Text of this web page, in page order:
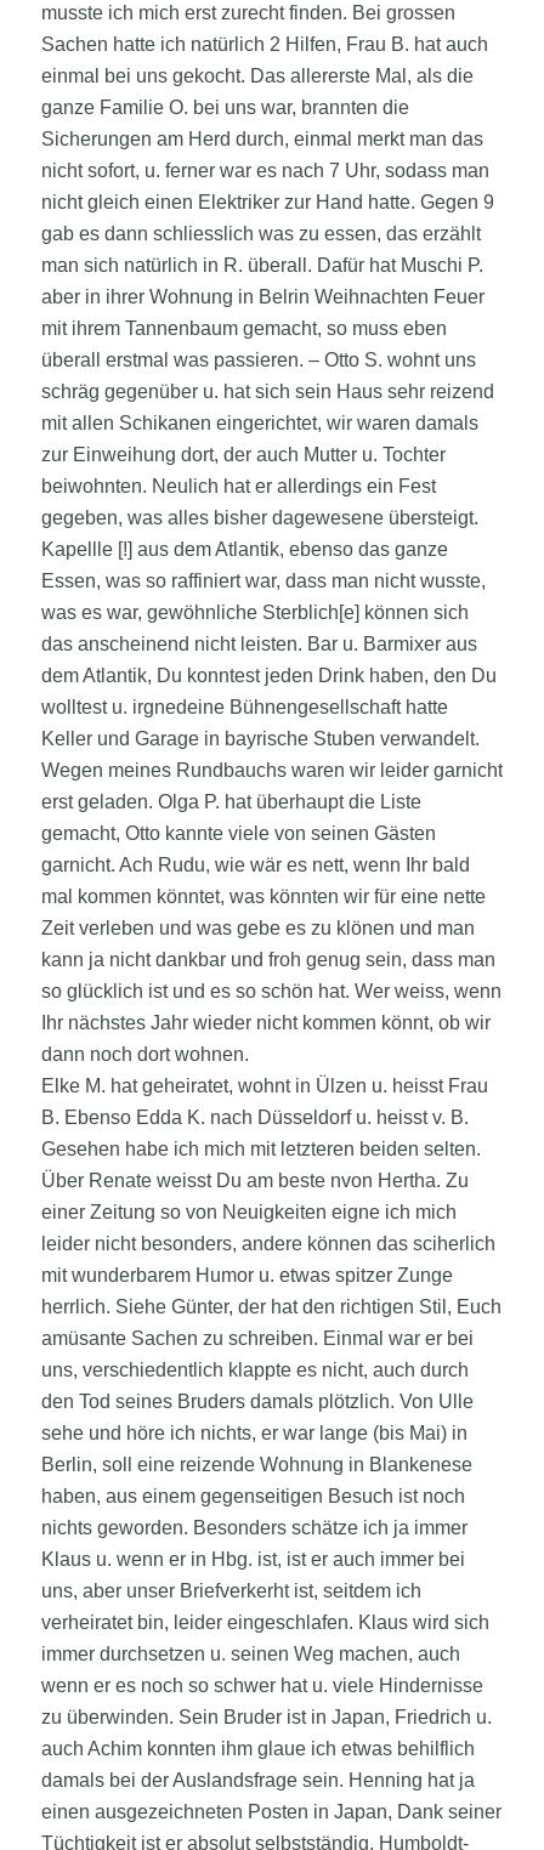
musste ich mich erst zurecht finden. Bei grossen
Sachen hatte ich natürlich 2 Hilfen, Frau B. hat auch
einmal bei uns gekocht. Das allererste Mal, als die
ganze Familie O. bei uns war, brannten die
Sicherungen am Herd durch, einmal merkt man das
nicht sofort, u. ferner war es nach 7 Uhr, sodass man
nicht gleich einen Elektriker zur Hand hatte. Gegen 9
gab es dann schliesslich was zu essen, das erzählt
man sich natürlich in R. überall. Dafür hat Muschi P.
aber in ihrer Wohnung in Belrin Weihnachten Feuer
mit ihrem Tannenbaum gemacht, so muss eben
überall erstmal was passieren. – Otto S. wohnt uns
schräg gegenüber u. hat sich sein Haus sehr reizend
mit allen Schikanen eingerichtet, wir waren damals
zur Einweihung dort, der auch Mutter u. Tochter
beiwohnten. Neulich hat er allerdings ein Fest
gegeben, was alles bisher dagewesene übersteigt.
Kapellle [!] aus dem Atlantik, ebenso das ganze
Essen, was so raffiniert war, dass man nicht wusste,
was es war, gewöhnliche Sterblich[e] können sich
das anscheinend nicht leisten. Bar u. Barmixer aus
dem Atlantik, Du konntest jeden Drink haben, den Du
wolltest u. irgnedeine Bühnengesellschaft hatte
Keller und Garage in bayrische Stuben verwandelt.
Wegen meines Rundbauchs waren wir leider garnicht
erst geladen. Olga P. hat überhaupt die Liste
gemacht, Otto kannte viele von seinen Gästen
garnicht. Ach Rudu, wie wär es nett, wenn Ihr bald
mal kommen könntet, was könnten wir für eine nette
Zeit verleben und was gebe es zu klönen und man
kann ja nicht dankbar und froh genug sein, dass man
so glücklich ist und es so schön hat. Wer weiss, wenn
Ihr nächstes Jahr wieder nicht kommen könnt, ob wir
dann noch dort wohnen.
Elke M. hat geheiratet, wohnt in Ülzen u. heisst Frau
B. Ebenso Edda K. nach Düsseldorf u. heisst v. B.
Gesehen habe ich mich mit letzteren beiden selten.
Über Renate weisst Du am beste nvon Hertha. Zu
einer Zeitung so von Neuigkeiten eigne ich mich
leider nicht besonders, andere können das sciherlich
mit wunderbarem Humor u. etwas spitzer Zunge
herrlich. Siehe Günter, der hat den richtigen Stil, Euch
amüsante Sachen zu schreiben. Einmal war er bei
uns, verschiedentlich klappte es nicht, auch durch
den Tod seines Bruders damals plötzlich. Von Ulle
sehe und höre ich nichts, er war lange (bis Mai) in
Berlin, soll eine reizende Wohnung in Blankenese
haben, aus einem gegenseitigen Besuch ist noch
nichts geworden. Besonders schätze ich ja immer
Klaus u. wenn er in Hbg. ist, ist er auch immer bei
uns, aber unser Briefverkerht ist, seitdem ich
verheiratet bin, leider eingeschlafen. Klaus wird sich
immer durchsetzen u. seinen Weg machen, auch
wenn er es noch so schwer hat u. viele Hindernisse
zu überwinden. Sein Bruder ist in Japan, Friedrich u.
auch Achim konnten ihm glaue ich etwas behilflich
damals bei der Auslandsfrage sein. Henning hat ja
einen ausgezeichneten Posten in Japan, Dank seiner
Tüchtigkeit ist er absolut selbstständig. Humboldt-